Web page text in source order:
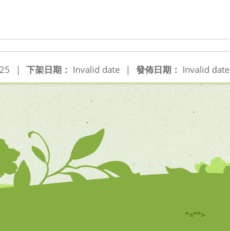
發佈日期： Invalid date
下架日期： Invalid date |
|
"="">